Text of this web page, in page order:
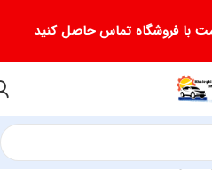
با فروشگاه تماس حاصل کنید
820